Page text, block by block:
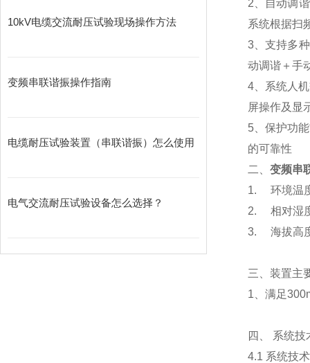
10kV电缆交流耐压试验现场操作方法
变频串联谐振操作指南
电缆耐压试验装置（串联谐振）怎么使用
电气交流耐压试验设备怎么选择？
2、自动调
系统根据扫
3、支持多
动调谐＋手
4、系统人
屏操作及显
5、保护功
的可靠性
二、 变频串
1. 环境温
2. 相对湿
3. 海拔高
三、装置主
1、满足
四、
系统技
4.1 系统技